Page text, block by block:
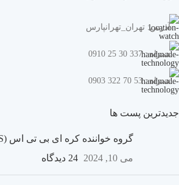
آدرس: تهران_تهرانپارس
همراه : 337 30 25 0910
همراه : 53 70 322 0903
جدیدترین پست ها
گروه خواننده کره ای بی تی اس (BTS)
می 10, 2024
24 دیدگاه